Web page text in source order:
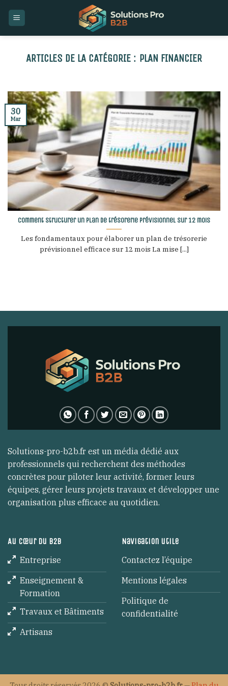
PLAN FINANCIER
Comment structurer un plan de trésorerie prévisionnel sur 12 mois
Les fondamentaux pour élaborer un plan de trésorerie
prévisionnel efficace sur 12 mois La mise [...]
30
Mar
Solutions-pro-b2b.fr est un média dédié aux
professionnels qui recherchent des méthodes
concrètes pour piloter leur activité, former leurs
équipes, gérer leurs projets travaux et développer une
organisation plus efficace au quotidien.
Au cœur du B2B
Entreprise
Enseignement &
Formation
Travaux et Bâtiments
Artisans
Navigation utile
Contactez l’équipe
Mentions légales
Politique de
confidentialité